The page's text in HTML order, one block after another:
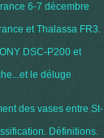
6-7 décembre
et Thalassa FR3.
DSC-P200 et
le déluge
des vases entre St-
Définitions.